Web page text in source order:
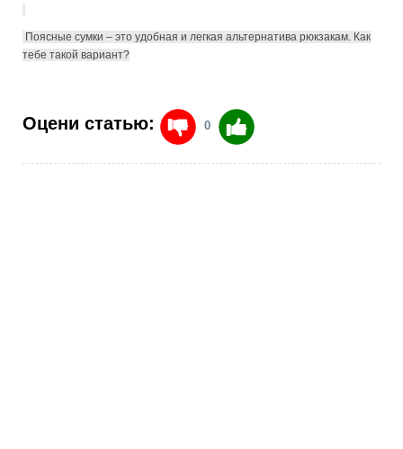
Поясные сумки – это удобная и легкая альтернатива рюкзакам. Как
тебе такой вариант?
Оцени статью: 0